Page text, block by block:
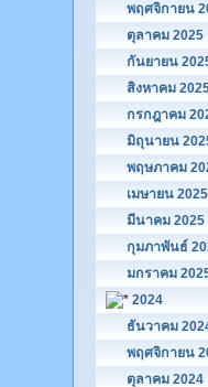
พฤศจิกายน
ตุลาคม 2025
กันยายน
สิงหาคม
กรกฎาคม
มิถุนายน
พฤษภาคม
เมษายน 2025
มีนาคม 2025
กุมภาพันธ์
มกราคม
2024
ธันวาคม
พฤศจิกายน
ตุลาคม 2024